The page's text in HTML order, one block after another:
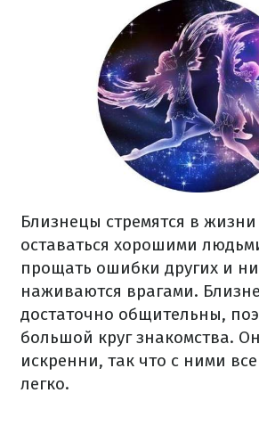
Близнецы стремятся в жизни
оставаться хорошими
прощать ошибки других и
наживаются врагами.
достаточно общительны,
большой круг знакомства.
искренни, так что с ними
легко.